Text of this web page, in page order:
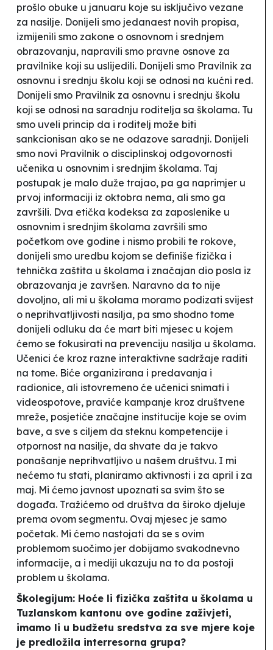
prošlo obuke u januaru koje su isključivo vezane
za nasilje. Donijeli smo jedanaest novih propisa,
izmijenili smo zakone o osnovnom i srednjem
obrazovanju, napravili smo pravne osnove za
pravilnike koji su uslijedili. Donijeli smo Pravilnik za
osnovnu i srednju školu koji se odnosi na kućni red.
Donijeli smo Pravilnik za osnovnu i srednju školu
koji se odnosi na saradnju roditelja sa školama. Tu
smo uveli princip da i roditelj može biti
sankcionisan ako se ne odazove saradnji. Donijeli
smo novi Pravilnik o disciplinskoj odgovornosti
učenika u osnovnim i srednjim školama. Taj
postupak je malo duže trajao, pa ga naprimjer u
prvoj informaciji iz oktobra nema, ali smo ga
završili. Dva etička kodeksa za zaposlenike u
osnovnim i srednjim školama završili smo
početkom ove godine i nismo probili te rokove,
donijeli smo uredbu kojom se definiše fizička i
tehnička zaštita u školama i značajan dio posla iz
obrazovanja je završen. Naravno da to nije
dovoljno, ali mi u školama moramo podizati svijest
o neprihvatljivosti nasilja, pa smo shodno tome
donijeli odluku da će mart biti mjesec u kojem
ćemo se fokusirati na prevenciju nasilja u školama.
Učenici će kroz razne interaktivne sadržaje raditi
na tome. Biće organizirana i predavanja i
radionice, ali istovremeno će učenici snimati i
videospotove, praviće kampanje kroz društvene
mreže, posjetiće značajne institucije koje se ovim
bave, a sve s ciljem da steknu kompetencije i
otpornost na nasilje, da shvate da je takvo
ponašanje neprihvatljivo u našem društvu. I mi
nećemo tu stati, planiramo aktivnosti i za april i za
maj. Mi ćemo javnost upoznati sa svim što se
događa. Tražićemo od društva da široko djeluje
prema ovom segmentu. Ovaj mjesec je samo
početak. Mi ćemo nastojati da se s ovim
problemom suočimo jer dobijamo svakodnevno
informacije, a i mediji ukazuju na to da postoji
problem u školama.
Školegijum: Hoće li fizička zaštita u školama u
Tuzlanskom kantonu ove godine zaživjeti,
imamo li u budžetu sredstva za sve mjere koje
je predložila interresorna grupa?